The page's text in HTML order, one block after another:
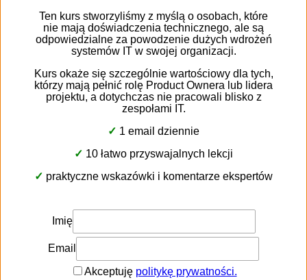
Потрібне програмне HR-рішення?
Я радий розповісти вам більше про можливості
MintHCMі механізм відстеження взаємодії
співробітників.
Зв’яжися з нами за допомогою форми нижче.
Я зв’яжусь з тобою протягом 24 годин.